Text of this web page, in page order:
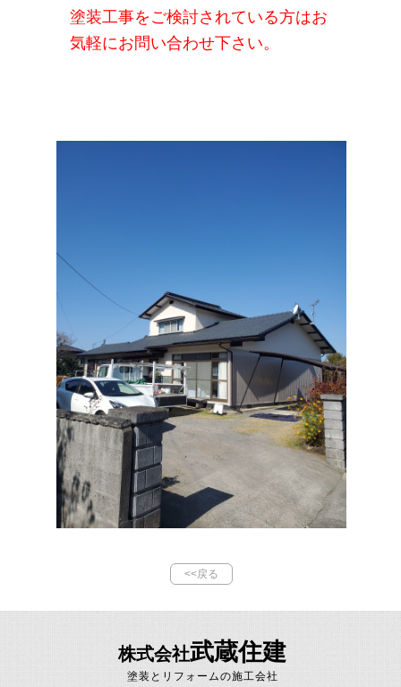
塗装工事をご検討されている方はお
気軽にお問い合わせ下さい。
<<戻る
塗装とリフォームの施工会社
株式会社武蔵住建